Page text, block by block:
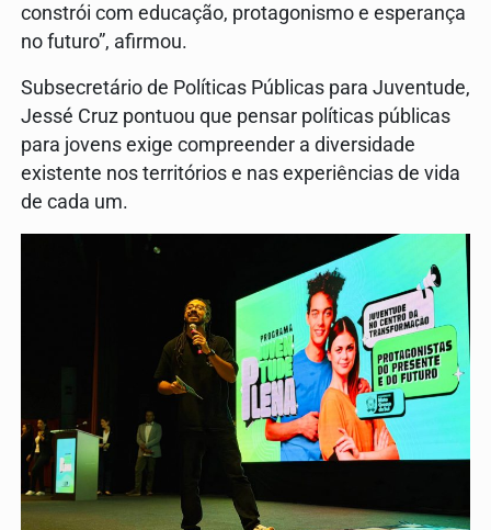
constrói com educação, protagonismo e esperança
no futuro”, afirmou.
Subsecretário de Políticas Públicas para Juventude,
Jessé Cruz pontuou que pensar políticas públicas
para jovens exige compreender a diversidade
existente nos territórios e nas experiências de vida
de cada um.